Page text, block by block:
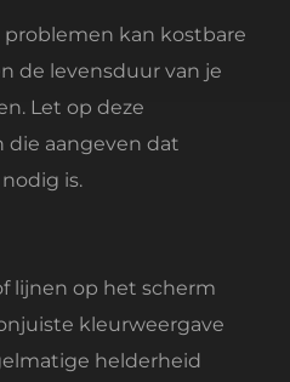
kan kostbare
de levensduur van je
Let op deze
die aangeven dat
is.
lijnen op het scherm
kleurweergave
helderheid